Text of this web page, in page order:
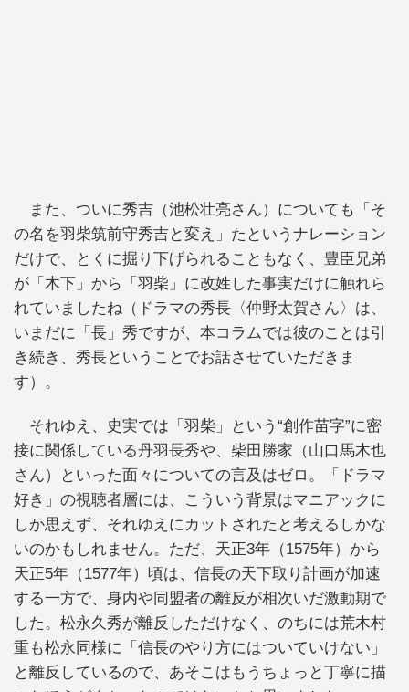
また、ついに秀吉（池松壮亮さん）についても「そ
の名を羽柴筑前守秀吉と変え」たというナレーション
だけで、とくに掘り下げられることもなく、豊臣兄弟
が「木下」から「羽柴」に改姓した事実だけに触れら
れていましたね（ドラマの秀長〈仲野太賀さん〉は、
いまだに「長」秀ですが、本コラムでは彼のことは引
き続き、秀長ということでお話させていただきま
す）。
それゆえ、史実では「羽柴」という“創作苗字”に密
接に関係している丹羽長秀や、柴田勝家（山口馬木也
さん）といった面々についての言及はゼロ。「ドラマ
好き」の視聴者層には、こういう背景はマニアックに
しか思えず、それゆえにカットされたと考えるしかな
いのかもしれません。ただ、天正3年（1575年）から
天正5年（1577年）頃は、信長の天下取り計画が加速
する一方で、身内や同盟者の離反が相次いだ激動期で
した。松永久秀が離反しただけなく、のちには荒木村
重も松永同様に「信長のやり方にはついていけない」
と離反しているので、あそこはもうちょっと丁寧に描